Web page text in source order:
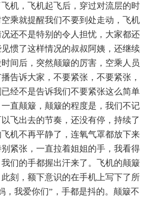
机，飞机起飞后，穿过对流层的时
乘就提醒我们不要到处走动，飞机
还不是特别的令人担忧，大家都还
惯了这样情况的叔叔阿姨，还继续
间后，突然颠簸的厉害，空乘人员
告诉大家，不要紧张，不要紧张，
经不是告诉我们不要紧张这么简单
直颠簸，颠簸的程度是，我们不记
飞出去的节奏，还没有停，持续了
机不再平静了，连氧气罩都放下来
紧张，一直拉着姐姐的手，我看得
们的手都握出汗来了。飞机的颠簸
刻，额下意识的在手机上写下了所
，我爱你们”，手都是抖的。颠簸不